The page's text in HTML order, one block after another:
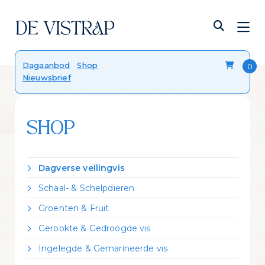
Verser dan vers
Onze viskalender
Blog
Contact
Dagaanbod
Shop
Nieuwsbrief
SHOP
Dagverse veilingvis
Dorade Royal
Forel
Griet
Heek
Hondshaai
Kabeljauw
Schaal- & Schelpdieren
Crevettes vannamei gekookt
Garnalen gepeld
Garnalen ongepeld
Kreeft Canadees levend
Mosselen Zeeuws bodemcultuur
Groenten & Fruit
Citroen
Zeekraal
Gerookte & Gedroogde vis
Gerookte forel
Gerookte heilbot
Ingelegde & Gemarineerde vis